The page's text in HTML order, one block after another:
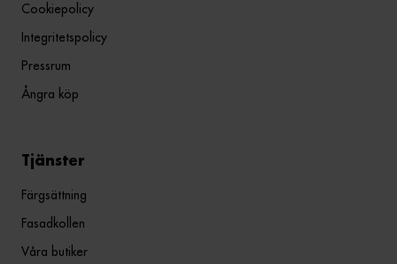
Cookiepolicy
Integritetspolicy
Pressrum
Ångra köp
Tjänster
Färgsättning
Fasadkollen
Våra butiker